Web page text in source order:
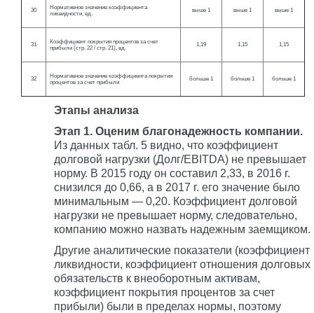
30
Нормативное значение коэффициента
ликвидности, ед.
выше 1 выше 1 выше 1
31
Коэффициент покрытия процентов за счет
прибыли (стр. 22 / стр. 21), ед.
1,19 1,15 1,15
32
Нормативное значение коэффициента покрытия
процентов за счет прибыли
больше 1 больше 1 больше 1
Этапы анализа
Этап 1. Оценим благонадежность компании.
Из данных табл. 5 видно, что коэффициент
долговой нагрузки (Долг/EBITDA) не превышает
норму. В 2015 году он составил 2,33, в 2016 г.
снизился до 0,66, а в 2017 г. его значение было
минимальным — 0,20. Коэффициент долговой
нагрузки не превышает норму, следовательно,
компанию можно назвать надежным заемщиком.
Другие аналитические показатели (коэффициент
ликвидности, коэффициент отношения долговых
обязательств к внеоборотным активам,
коэффициент покрытия процентов за счет
прибыли) были в пределах нормы, поэтому